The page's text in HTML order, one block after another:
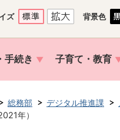
ズ 背景色
手続き 子育て・教育
総務部 デジタル推進課
年）